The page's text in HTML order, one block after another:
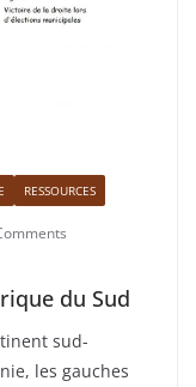
RESSOURCES
du Sud
sud-
les gauches